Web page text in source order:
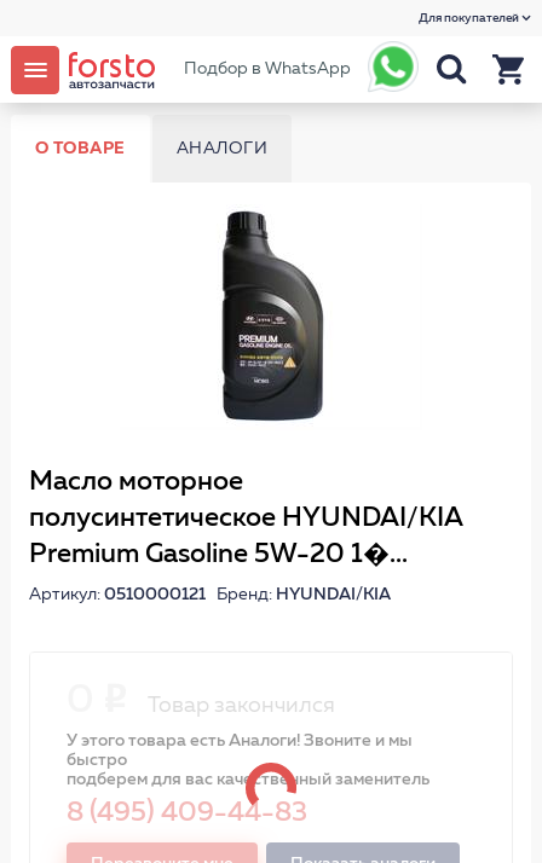
Для покупателей
Подбор в WhatsApp
О ТОВАРЕ АНАЛОГИ
Масло моторное
полусинтетическое HYUNDAI/KIA
Premium Gasoline 5W-20 1�...
Артикул: 0510000121Бренд: HYUNDAI/KIA
Товар закончился
У этого товара есть Аналоги! Звоните и мы
быстро
подберем для вас качественный заменитель
8 (495) 409-44-83